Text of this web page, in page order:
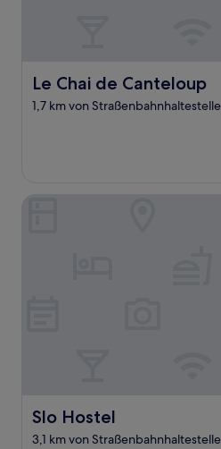
Le Chai de Canteloup
Le Chai de Canteloup
1,7 km von
Slo Hostel
Slo Hostel
3,1 km von